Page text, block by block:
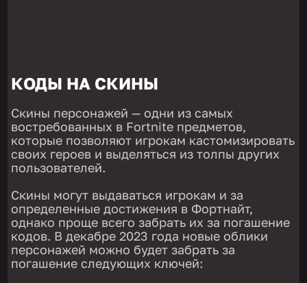
КОДЫ НА СКИНЫ
Скины персонажей — одни из самых
востребованных в Fortnite предметов,
которые позволяют игрокам кастомизировать
своих героев и выделяться из толпы других
пользователей.
Скины могут выдаваться игрокам и за
определенные достижения в Фортнайт,
однако проще всего забрать их за погашение
кодов. В декабре 2023 года новые облики
персонажей можно будет забрать за
погашение следующих ключей: